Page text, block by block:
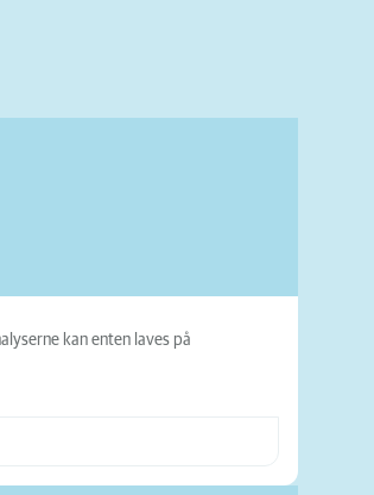
kan enten laves på